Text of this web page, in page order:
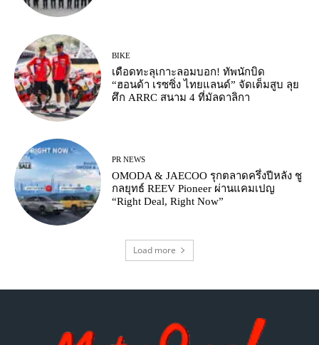
BIKE
เดือดทะลุเกาะลอมบอก! ทัพนักบิด
“ฮอนด้า เรซซิ่ง ไทยแลนด์” จัดเต็มสูบ ลุย
ศึก ARRC สนาม 4 ที่มัลดาลิกา
PR NEWS
OMODA & JAECOO รุกตลาดครึ่งปีหลัง ชู
กลยุทธ์ REEV Pioneer ผ่านแคมเปญ
“Right Deal, Right Now”
Load more